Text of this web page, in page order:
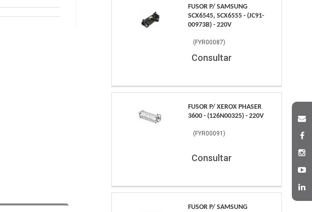
FUSOR P/ SAMSUNG
SCX6545, SCX6555 - (JC91-
00973B) - 220V
( FYR00087)
Consultar
FUSOR P/ XEROX PHASER
3600 - (126N00325) - 220V
( FYR00091)
Consultar
FUSOR P/ SAMSUNG